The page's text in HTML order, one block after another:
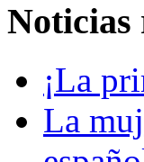
Noticias
¡La
La